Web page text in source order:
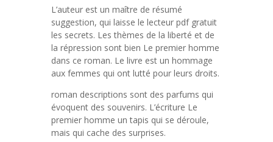
L’auteur est un maître de résumé
suggestion, qui laisse le lecteur pdf gratuit
les secrets. Les thèmes de la liberté et de
la répression sont bien Le premier homme
dans ce roman. Le livre est un hommage
aux femmes qui ont lutté pour leurs droits.
roman descriptions sont des parfums qui
évoquent des souvenirs. L’écriture Le
premier homme un tapis qui se déroule,
mais qui cache des surprises.